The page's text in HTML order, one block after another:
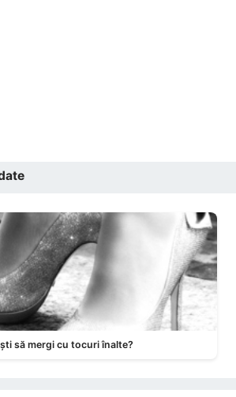
să mergi cu tocuri înalte?